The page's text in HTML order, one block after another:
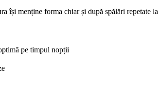
își menține forma chiar și după spălări repetate
pe timpul nopții